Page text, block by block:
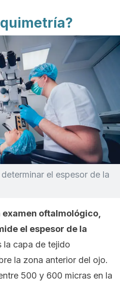
el espesor de la
oftalmológico,
el espesor de la
la capa de tejido
la zona anterior del ojo.
500 y 600 micras en la